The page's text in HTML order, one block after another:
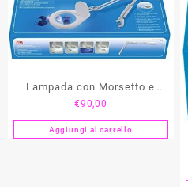
ha
varianti.
Le
possono
essere
scelte
Lampada con Morsetto e
Lente D’ingrandimento PRYM
€90,00
Aggiungi al carrello